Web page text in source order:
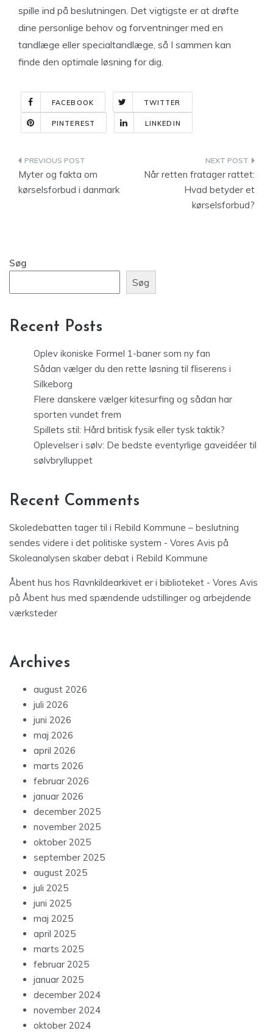
spille ind på beslutningen. Det vigtigste er at drøfte
dine personlige behov og forventninger med en
tandlæge eller specialtandlæge, så I sammen kan
finde den optimale løsning for dig.
FACEBOOK TWITTER
PINTEREST LINKEDIN
Indlægsnavigation
Myter og fakta om
kørselsforbud i danmark
Når retten fratager rattet:
Hvad betyder et
kørselsforbud?
Søg
Søg
Recent Posts
Oplev ikoniske Formel 1-baner som ny fan
Sådan vælger du den rette løsning til fliserens i
Silkeborg
Flere danskere vælger kitesurfing og sådan har
sporten vundet frem
Spillets stil: Hård britisk fysik eller tysk taktik?
Oplevelser i sølv: De bedste eventyrlige gaveidéer til
sølvbrylluppet
Recent Comments
Skoledebatten tager til i Rebild Kommune – beslutning
sendes videre i det politiske system - Vores Avis på
Skoleanalysen skaber debat i Rebild Kommune
Åbent hus hos Ravnkildearkivet er i biblioteket - Vores Avis
på Åbent hus med spændende udstillinger og arbejdende
værksteder
Archives
august 2026
juli 2026
juni 2026
maj 2026
april 2026
marts 2026
februar 2026
januar 2026
december 2025
november 2025
oktober 2025
september 2025
august 2025
juli 2025
juni 2025
maj 2025
april 2025
marts 2025
februar 2025
januar 2025
december 2024
november 2024
oktober 2024